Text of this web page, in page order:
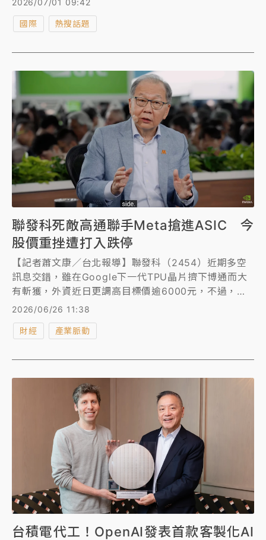
今年夏季開始向部分客戶交付晶片。
2026/07/01 09:42
國際 熱搜話題
聯發科死敵高通聯手Meta搶進ASIC 今
股價重挫遭打入跌停
【記者蕭文康／台北報導】聯發科（2454）近期多空
訊息交錯，雖在Google下一代TPU晶片擠下博通而大
有斬獲，外資近日更調高目標價逾6000元，不過，高
通近日宣布將與Meta策略性合作，將成為其資料中心
推攻ASIC領域分食聯發科未來商機，今早盤股價一度
2026/06/26 11:38
財經 產業脈動
台積電代工！OpenAI發表首款客製化AI